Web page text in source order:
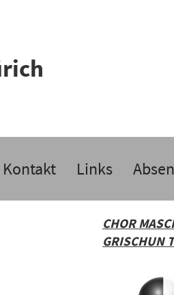
Kontakt Links
CHOR
GRISCHUN